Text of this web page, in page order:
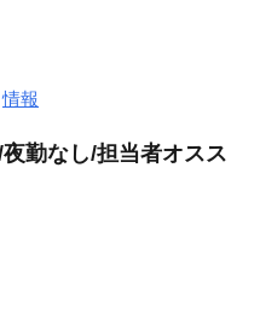
情報
勤なし/担当者オスス